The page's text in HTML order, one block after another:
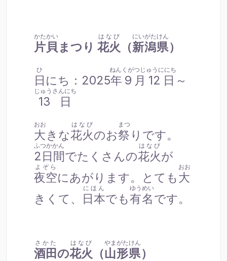
片貝
かたかい
まつり 花火
はなび
（新潟県
にいがたけん
）
日
ひ
にち：2025年9月12日
ねんくがつじゅうににち
～
13日
じゅうさんにち
大
おお
きな花火
はなび
のお祭
まつ
りです。
2日間
ふつかかん
でたくさんの花火
はなび
が
夜空
よぞら
にあがります。とても大
おお
きくて、 日本
にほん
でも有名
ゆうめい
です。
酒田
さかた
の花火
はなび
（山形県
やまがたけん
）